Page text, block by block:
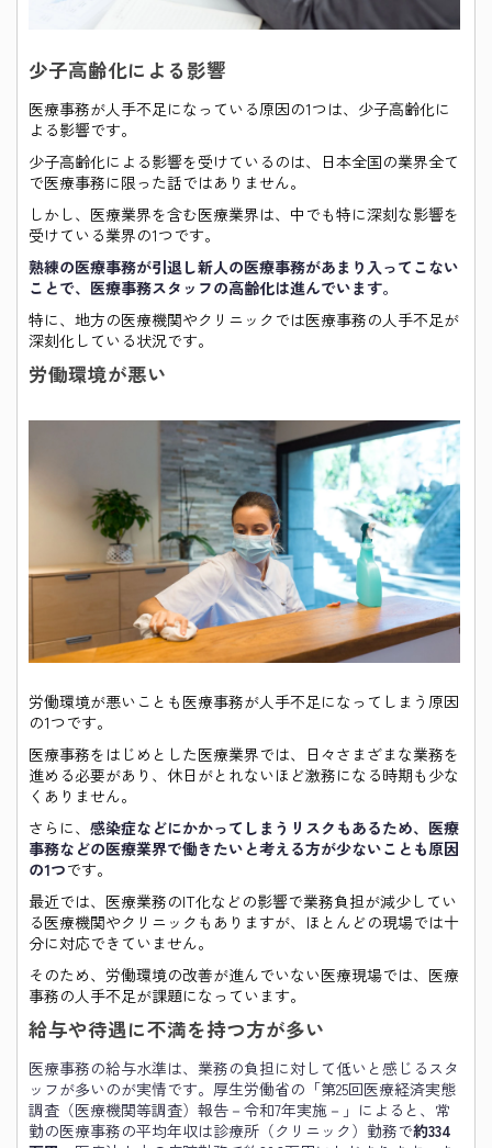
少子高齢化による影響
医療事務が人手不足になっている原因の1つは、少子高齢化に
よる影響です。
少子高齢化による影響を受けているのは、日本全国の業界全て
で医療事務に限った話ではありません。
しかし、医療業界を含む医療業界は、中でも特に深刻な影響を
受けている業界の1つです。
熟練の医療事務が引退し新人の医療事務があまり入ってこない
ことで、医療事務スタッフの高齢化は進んでいます。
特に、地方の医療機関やクリニックでは医療事務の人手不足が
深刻化している状況です。
労働環境が悪い
労働環境が悪いことも医療事務が人手不足になってしまう原因
の1つです。
医療事務をはじめとした医療業界では、日々さまざまな業務を
進める必要があり、休日がとれないほど激務になる時期も少な
くありません。
さらに、 感染症などにかかってしまうリスクもあるため、医療
事務などの医療業界で働きたいと考える方が少ないことも原因
の1つです。
最近では、医療業務のIT化などの影響で業務負担が減少してい
る医療機関やクリニックもありますが、ほとんどの現場では十
分に対応できていません。
そのため、労働環境の改善が進んでいない医療現場では、医療
事務の人手不足が課題になっています。
給与や待遇に不満を持つ方が多い
医療事務の給与水準は、業務の負担に対して低いと感じるスタ
ッフが多いのが実情です。厚生労働省の「第25回医療経済実態
調査（医療機関等調査）報告－令和7年実施－」によると、常
勤の医療事務の平均年収は診療所（クリニック）勤務で約334